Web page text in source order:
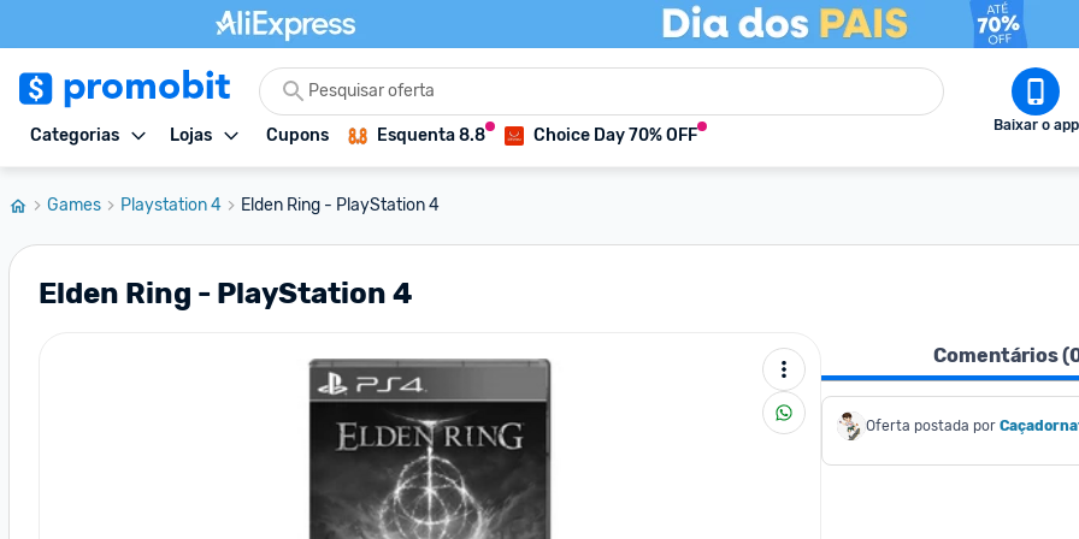
Categorias Lojas Cupons Esquenta 8.8 Choice Day 70% OFF Baixar o app
Games Playstation 4 Elden Ring - PlayStation 4
Elden Ring - PlayStation 4
Comentários (
Oferta postada por